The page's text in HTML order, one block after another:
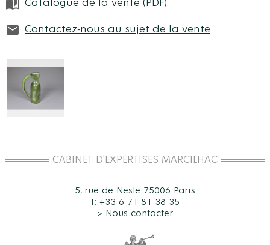
Catalogue de la vente (PDF)
Contactez-nous au sujet de la vente
CABINET D'EXPERTISES MARCILHAC
5, rue de Nesle 75006 Paris
T: +33 6 71 81 38 35
> Nous contacter